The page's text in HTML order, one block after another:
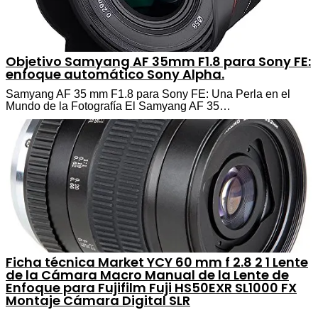
Objetivo Samyang AF 35mm F1.8 para Sony FE:
enfoque automático Sony Alpha.
Samyang AF 35 mm F1.8 para Sony FE: Una Perla en el
Mundo de la Fotografía El Samyang AF 35…
Ficha técnica Market YCY 60 mm f 2.8 2 1 Lente
de la Cámara Macro Manual de la Lente de
Enfoque para Fujifilm Fuji HS50EXR SL1000 FX
Montaje Cámara Digital SLR